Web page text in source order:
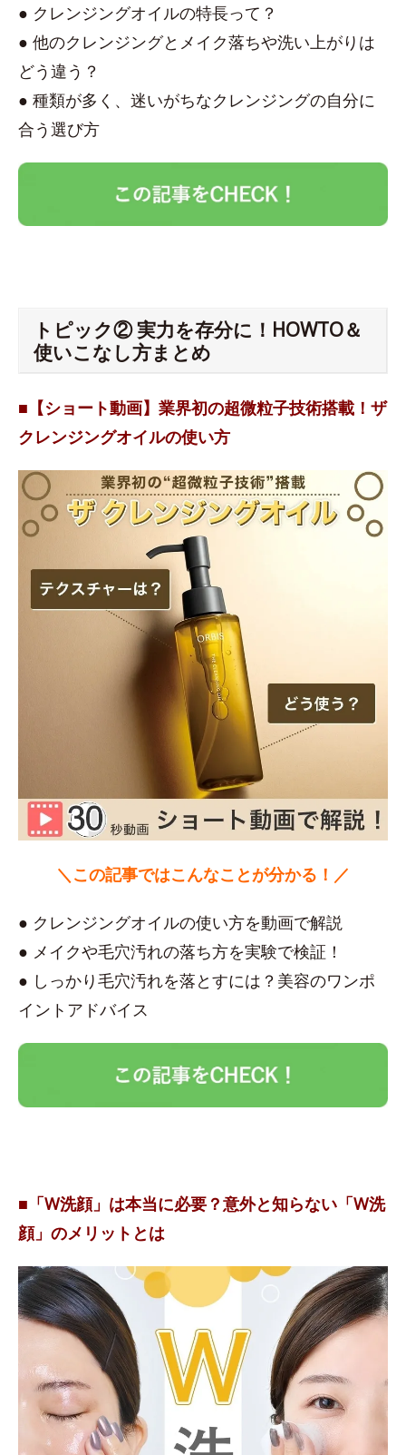
● クレンジングオイルの特長って？
● 他のクレンジングとメイク落ちや洗い上がりは
どう違う？
● 種類が多く、迷いがちなクレンジングの自分に
合う選び方
トピック② 実力を存分に！HOWTO＆
使いこなし方まとめ
■【ショート動画】業界初の超微粒子技術搭載！ザ
クレンジングオイルの使い方
＼この記事ではこんなことが分かる！／
● クレンジングオイルの使い方を動画で解説
● メイクや毛穴汚れの落ち方を実験で検証！
● しっかり毛穴汚れを落とすには？美容のワンポ
イントアドバイス
■「W洗顔」は本当に必要？意外と知らない「W洗
顔」のメリットとは